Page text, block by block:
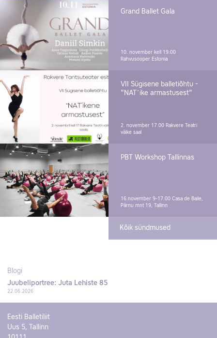
Grand Ballet Gala
10. november kell 19.00
Rahvusooper Estonia
VII Sügisene balletiõhtu -
"NAT´ike armastusest"
2. november 17.00 Rakvere Teatri
väike saal
PBT Workshop Tallinnas
16.november 9-17.00 Casa de Baile,
Pärnu mnt 19, Tallinn
Kõik sündmused
Blogi
Juubeliportree: Juta Lehiste 85
22.06.2026
Eesti Balletiliit
Uus 5, Tallinn